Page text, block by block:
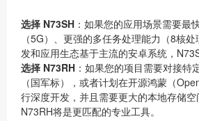
选择 N73SH ：如果您的应用场景需要最
（5G）、更强的多任务处理能力（8核
发和应用生态基于主流的安卓系统，
选择 N73RH ：如果您的项目需要对接特
（国军标），或者计划在开源鸿蒙（
行深度开发，并且需要更大的本地存储空
N73RH将是更匹配的专业工具。